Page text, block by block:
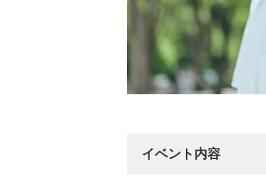
イベント内容